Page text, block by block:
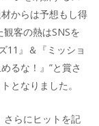
からは予想もし得
客の熱はSNSを
11』＆『ミッショ
るな！』”と賞さ
となりました。
さらにヒットを記